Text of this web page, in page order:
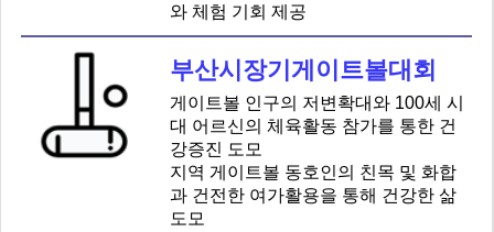
와 체험 기회 제공
부산시장기게이트볼대회
게이트볼 인구의 저변확대와 100세 시
대 어르신의 체육활동 참가를 통한 건
강증진 도모
지역 게이트볼 동호인의 친목 및 화합
과 건전한 여가활용을 통해 건강한 삶
도모